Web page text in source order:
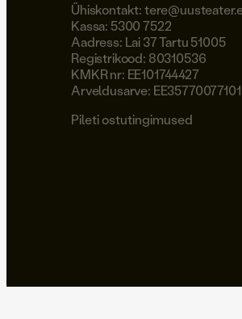
Ühiskontakt:
Kassa: 5300 7522
Aadress: Lai 37 Tartu 51005
Registrikood: 80310536
KMKR nr: EE101744427
Arveldusarve:
Pileti ostutingimused